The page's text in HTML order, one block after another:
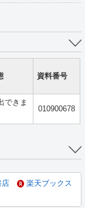
資料番号
できま
010900678
店
楽天ブックス